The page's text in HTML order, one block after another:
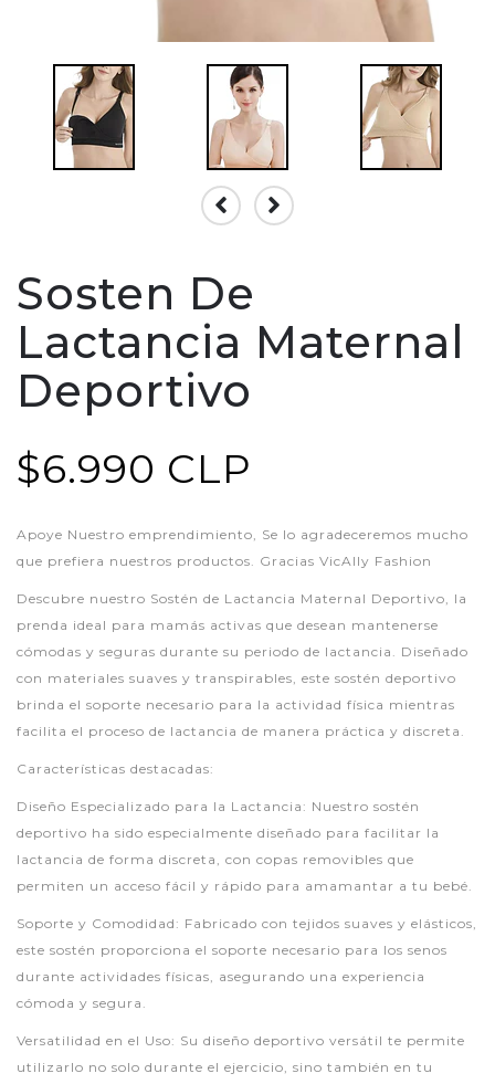
Sosten De
Lactancia Maternal
Deportivo
$6.990 CLP
Apoye Nuestro emprendimiento, Se lo agradeceremos mucho
que prefiera nuestros productos. Gracias VicAlly Fashion
Descubre nuestro Sostén de Lactancia Maternal Deportivo, la
prenda ideal para mamás activas que desean mantenerse
cómodas y seguras durante su periodo de lactancia. Diseñado
con materiales suaves y transpirables, este sostén deportivo
brinda el soporte necesario para la actividad física mientras
facilita el proceso de lactancia de manera práctica y discreta.
Características destacadas:
Diseño Especializado para la Lactancia: Nuestro sostén
deportivo ha sido especialmente diseñado para facilitar la
lactancia de forma discreta, con copas removibles que
permiten un acceso fácil y rápido para amamantar a tu bebé.
Soporte y Comodidad: Fabricado con tejidos suaves y elásticos,
este sostén proporciona el soporte necesario para los senos
durante actividades físicas, asegurando una experiencia
cómoda y segura.
Versatilidad en el Uso: Su diseño deportivo versátil te permite
utilizarlo no solo durante el ejercicio, sino también en tu